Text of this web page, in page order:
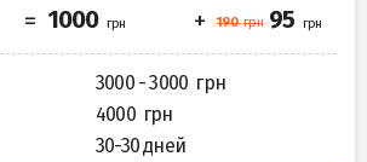
3000 - 3000
4000
30-30 дней